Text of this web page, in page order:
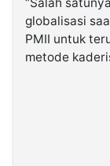
“Salah
globalisasi
PMII untuk
metode